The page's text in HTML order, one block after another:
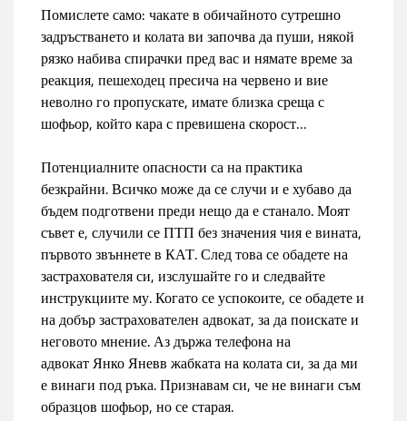
Помислете само: чакате в обичайното сутрешно
задръстването и колата ви започва да пуши, някой
рязко набива спирачки пред вас и нямате време за
реакция, пешеходец пресича на червено и вие
неволно го пропускате, имате близка среща с
шофьор, който кара с превишена скорост…
Потенциалните опасности са на практика
безкрайни. Всичко може да се случи и е хубаво да
бъдем подготвени преди нещо да е станало. Моят
съвет е, случили се ПТП без значения чия е вината,
първото звъннете в КАТ. След това се обадете на
застрахователя си, изслушайте го и следвайте
инструкциите му. Когато се успокоите, се обадете и
на добър застрахователен адвокат, за да поискате и
неговото мнение. Аз държа телефона на
адвокат Янко Яневв жабката на колата си, за да ми
е винаги под ръка. Признавам си, че не винаги съм
образцов шофьор, но се старая.